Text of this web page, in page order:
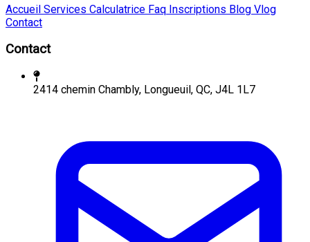
Accueil Services Calculatrice Faq Inscriptions Blog Vlog
Contact
Contact
2414 chemin Chambly, Longueuil, QC, J4L 1L7